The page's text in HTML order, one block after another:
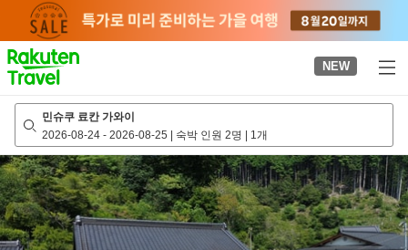
page
NEW
민슈쿠 료칸 가와이
2026-08-24 - 2026-08-25 | 숙박 인원 2명 | 1개